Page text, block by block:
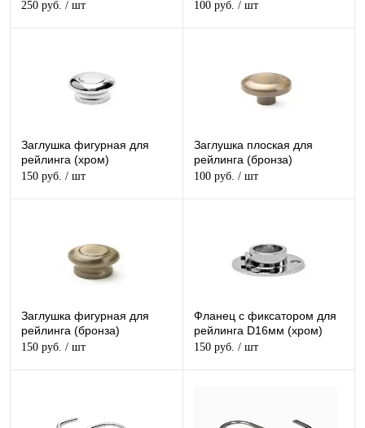
250 руб. / шт 100 руб. / шт
Заглушка фигурная для
рейлинга (хром)
150 руб. / шт
Заглушка плоская для
рейлинга (бронза)
100 руб. / шт
Заглушка фигурная для
рейлинга (бронза)
150 руб. / шт
Фланец с фиксатором для
рейлинга D16мм (хром)
150 руб. / шт